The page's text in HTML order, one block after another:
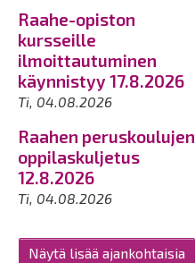
Raahe-opiston
kursseille
ilmoittautuminen
käynnistyy 17.8.2026
Ti, 04.08.2026
Raahen peruskoulujen
oppilaskuljetus
12.8.2026
Ti, 04.08.2026
Näytä lisää ajankohtaisia